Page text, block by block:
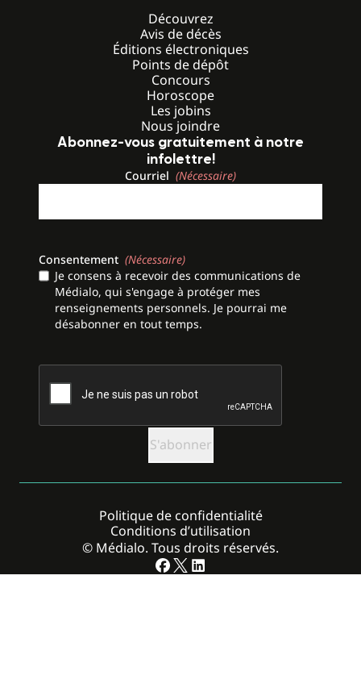
Découvrez
Avis de décès
Éditions électroniques
Points de dépôt
Concours
Horoscope
Les jobins
Nous joindre
Abonnez-vous gratuitement à notre
infolettre!
Courriel (Nécessaire)
Consentement (Nécessaire)
Je consens à recevoir des communications de
Médialo, qui s'engage à protéger mes
renseignements personnels. Je pourrai me
désabonner en tout temps.
CAPTCHA
© Médialo. Tous droits réservés.
Politique de confidentialité
Conditions d’utilisation